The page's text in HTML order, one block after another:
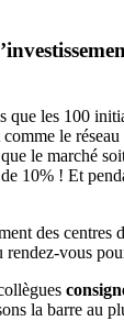
les 100
le
le marché
10% ! Et
des
vous
la barre